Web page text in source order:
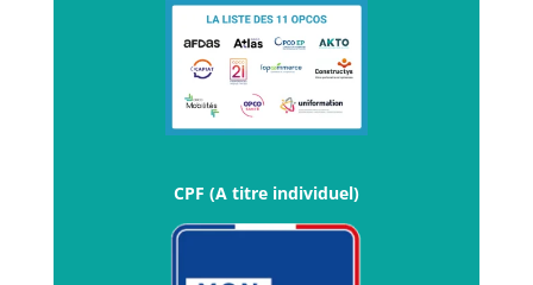
CPF (A titre individuel)